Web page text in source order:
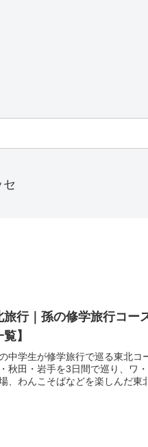
旅行｜孫の修学旅行コー
】
中学生が修学旅行で巡る東北コ
秋田・岩手を3日間で巡り、ワ
、わんこそばなどを楽しんだ東